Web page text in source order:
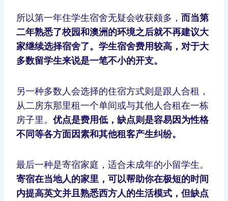
所以第一年住学生宿舍无疑会收获颇多， 而当第
二年熟悉了校园和澳洲的环境之后就不再建议大
家继续选择宿舍了。学生宿舍费用较高，对于大
多数留学生来说是一笔不小的开支。
另一种多数人会选择的住宿方式则是跟人合租，
从二房东那里租一个单间或与其他人合租在一栋
房子里。 优点是费用低，缺点则是容易因为性格
不同等各方面因素和其他租客产生纠纷。
最后一种是寄宿家庭，适合未成年的小留学生。
寄宿在当地人的家里，可以帮助你在极短的时间
内提高英文并且熟悉西方人的生活模式，但缺点